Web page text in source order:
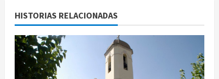
c
i
HISTORIAS RELACIONADAS